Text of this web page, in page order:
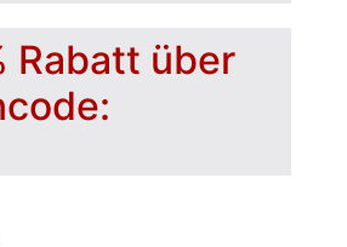
Rabatt über